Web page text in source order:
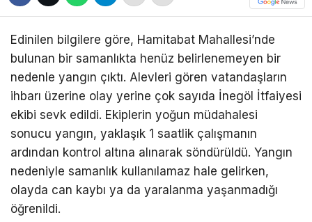
Edinilen bilgilere göre, Hamitabat Mahallesi’nde
bulunan bir samanlıkta henüz belirlenemeyen bir
nedenle yangın çıktı. Alevleri gören vatandaşların
ihbarı üzerine olay yerine çok sayıda İnegöl İtfaiyesi
ekibi sevk edildi. Ekiplerin yoğun müdahalesi
sonucu yangın, yaklaşık 1 saatlik çalışmanın
ardından kontrol altına alınarak söndürüldü. Yangın
nedeniyle samanlık kullanılamaz hale gelirken,
olayda can kaybı ya da yaralanma yaşanmadığı
öğrenildi.